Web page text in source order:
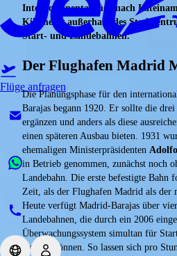
Flüge anfragen
Interkontinentalflüge nach
Kilometer außerhalb des
Start- und Landebahnen.
Der Flughafen Madrid
Die Planungsphase für den
Barajas begann 1920. Er sollte die drei
ergänzen und anders als diese
einen späteren Ausbau bieten. 1931
ehemaligen Ministerpräsidenten
in Betrieb genommen, zunächst noch
Landebahn. Die erste befestigte Bahn
Zeit, als der Flughafen Madrid als der
Heute verfügt Madrid-Barajas über
Landebahnen, die durch ein 2006
Überwachungssystem simultan für
werden können. So lassen sich pro